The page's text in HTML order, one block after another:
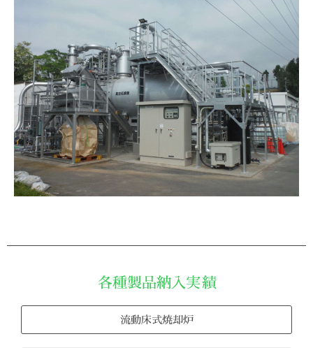
各種製品納入実績
流動床式焼却炉